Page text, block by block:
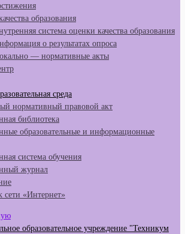
образования
система оценки качества образования
о результатах опроса
— нормативные акты
среда
нормативный правовой акт
библиотека
образовательные и информационные
система обучения
журнал
сети «Интернет»
образовательное учреждение "Техникум